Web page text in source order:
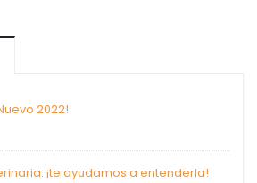
2022!
¡te ayudamos a entenderla!